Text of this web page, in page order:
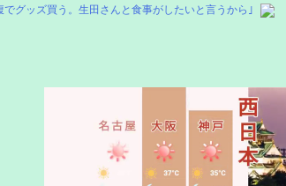
グッズ買う。生田さんと食事がしたいと言うから｣